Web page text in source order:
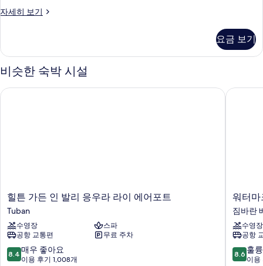
개
진
모
두
보
자세히 보기
스
실
개
세
요금 보기
비슷한 숙박 시설
힐
튼
가
든
인
발
리
힐튼 가든 인 발리 응우라 라이 에어포트
Tuban
수영장
스파
공항 교통편
무료 주차
10
점
8.4 매우 좋아요
이용 후기 1,008개
힐튼 가든 인 발리 응우라 라이 에어포트
워
터
마
크
호
텔
&
워터마
짐바란
수영장
공항
10
점
8.6 훌
이용
워터마